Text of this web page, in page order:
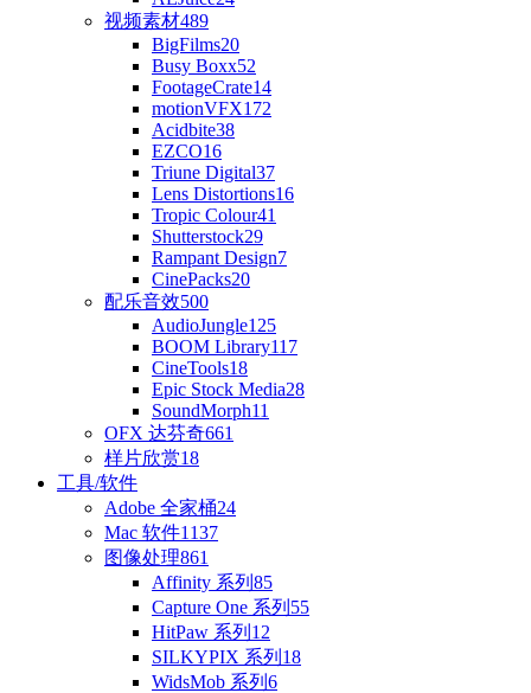
视频素材489
BigFilms20
Busy Boxx52
FootageCrate14
motionVFX172
Acidbite38
EZCO16
Triune Digital37
Lens Distortions16
Tropic Colour41
Shutterstock29
Rampant Design7
CinePacks20
配乐音效500
AudioJungle125
BOOM Library117
CineTools18
Epic Stock Media28
SoundMorph11
OFX 达芬奇661
样片欣赏18
工具/软件
Adobe 全家桶24
Mac 软件1137
图像处理861
Affinity 系列 85
Capture One 系列 55
HitPaw 系列 12
SILKYPIX 系列 18
WidsMob 系列 6